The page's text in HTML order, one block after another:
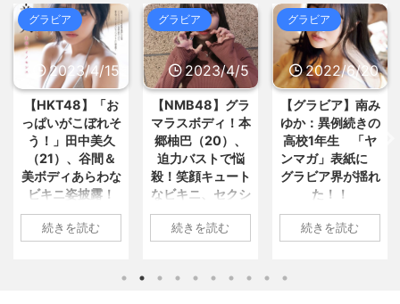
【画像】女教師さん「年頃の男の
子がいちばん"オカズ"になるの... / お
まとめ : おすすめ NEW! (8/6 02:05)
【ゲロマス】「ルイボスティー」
とかいういつの間にかしれっと定... /
おまとめ : おすすめ NEW! (8/6 01:27)
【衝撃】日本人｢子供？いらん｣←
この思想が蔓延している本当の... / お
まとめ : おすすめ NEW! (8/6 01:07)
【信長の野望・新生】米問屋をど
気になるニュースまとめアンテナ
(8/29 00:02)
なるニュースまとめアンテナ
(8/29
事が全面廃止、「県が何をするね... /
いーあんてな(#ﾟｗﾟ) NEW! (8/6
02:16)
格安電気代のためにインフラ投資
を怠った韓国、朝鮮半島全域を猛... /
いーあんてな(#ﾟｗﾟ) NEW!
(8/6
02:16)
（ ´_ゝ`） 蓮舫さん、ｘに投稿さ
れた被災地視察の高市首相... / いーあ
んてな(#ﾟｗﾟ)
NEW! (8/6 02:16)
中国「大洪水！」中国ダム「決
壊」地元民「公式発表より死者多い...
/ いーあんてな(#ﾟｗﾟ) NEW! (8/6
02:16)
最近の若年、芸能人を全然知らな
いwww / 5chまとめMAP(総合)
(8/6 02:15)
ンだ」 熊本地震直後の日本の対... / に
グラビア
2023/4/15
【HKT48】「お
っぱいがこぼれそ
う！」田中美久
（21）、谷間＆
美ボディあらわな
ビキニ姿披露！
「えっちいすぎ
る」絶賛の声殺到
続きを読む
グラビア
2023/4/5
【NMB48】グラ
マラスボディ！本
郷柚巴（20）、
迫力バストで悩
殺！笑顔キュート
なビキニ、セクシ
ーニット、ランジ
ェリー姿披露
2023/04/01(土)
続きを読む
グラビア
2022/6/20
【グラビア】南み
ゆか：異例続きの
高校1年生 「ヤ
ンマガ」表紙に
グラビア界が揺れ
た！！
1: 名無しさん
2022/06/20(月)
続きを読む